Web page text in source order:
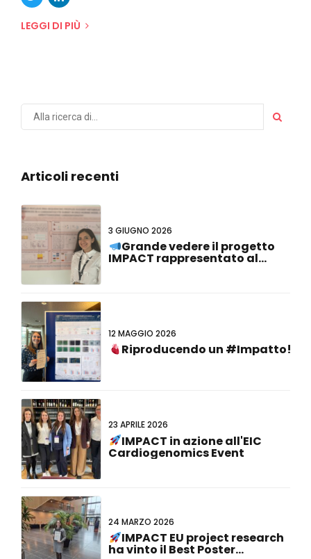
LEGGI DI PIÙ
Articoli recenti
3 GIUGNO 2026
Grande vedere il progetto
IMPACT rappresentato al
12 MAGGIO 2026
Riproducendo un #Impatto!
23 APRILE 2026
IMPACT in azione all'EIC
Cardiogenomics Event
24 MARZO 2026
IMPACT EU project research
ha vinto il Best Poster